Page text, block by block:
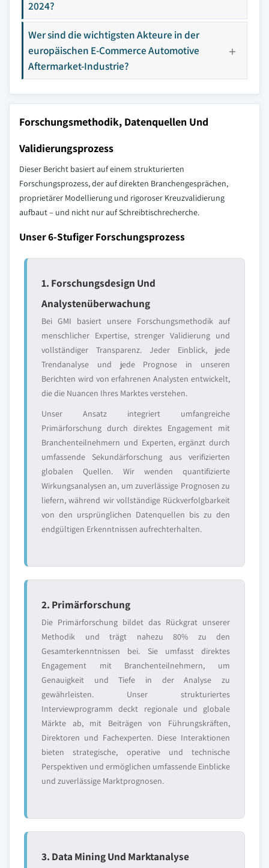
2024?
Wer sind die wichtigsten Akteure in der
europäischen E-Commerce Automotive
Aftermarket-Industrie?
Forschungsmethodik, Datenquellen Und
Validierungsprozess
Dieser Bericht basiert auf einem strukturierten
Forschungsprozess, der auf direkten Branchengesprächen,
proprietärer Modellierung und rigoroser Kreuzvalidierung
aufbaut – und nicht nur auf Schreibtischrecherche.
Unser 6-Stufiger Forschungsprozess
1. Forschungsdesign Und
Analystenüberwachung
Bei GMI basiert unsere Forschungsmethodik auf
menschlicher Expertise, strenger Validierung und
vollständiger Transparenz. Jeder Einblick, jede
Trendanalyse und jede Prognose in unseren
Berichten wird von erfahrenen Analysten entwickelt,
die die Nuancen Ihres Marktes verstehen.
Unser Ansatz integriert umfangreiche
Primärforschung durch direktes Engagement mit
Branchenteilnehmern und Experten, ergänzt durch
umfassende Sekundärforschung aus verifizierten
globalen Quellen. Wir wenden quantifizierte
Wirkungsanalysen an, um zuverlässige Prognosen zu
liefern, während wir vollständige Rückverfolgbarkeit
von den ursprünglichen Datenquellen bis zu den
endgültigen Erkenntnissen aufrechterhalten.
2. Primärforschung
Die Primärforschung bildet das Rückgrat unserer
Methodik und trägt nahezu 80% zu den
Gesamterkenntnissen bei. Sie umfasst direktes
Engagement mit Branchenteilnehmern, um
Genauigkeit und Tiefe in der Analyse zu
gewährleisten. Unser strukturiertes
Interviewprogramm deckt regionale und globale
Märkte ab, mit Beiträgen von Führungskräften,
Direktoren und Fachexperten. Diese Interaktionen
bieten strategische, operative und technische
Perspektiven und ermöglichen umfassende Einblicke
und zuverlässige Marktprognosen.
3. Data Mining Und Marktanalyse